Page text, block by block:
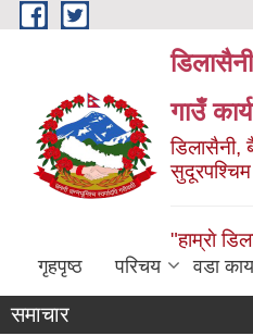
Skip to main content
गाउँ
डिलासैनी,
"हाम्राे
गृहपृष्ठ परिचय वडा
समाचार